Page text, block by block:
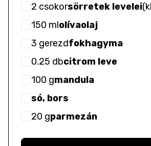
2 csokorsörretek levelei(
150 mlolívaolaj
3 gerezdfokhagyma
0.25 dbcitrom leve
100 gmandula
só, bors
20 gparmezán